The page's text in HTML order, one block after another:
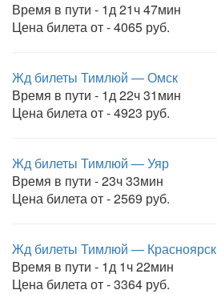
Время в пути - 1д 21ч 47мин
Цена билета от - 4065 руб.
Жд билеты Тимлюй — Омск
Время в пути - 1д 22ч 31мин
Цена билета от - 4923 руб.
Жд билеты Тимлюй — Уяр
Время в пути - 23ч 33мин
Цена билета от - 2569 руб.
Жд билеты Тимлюй — Красноярск
Время в пути - 1д 1ч 22мин
Цена билета от - 3364 руб.